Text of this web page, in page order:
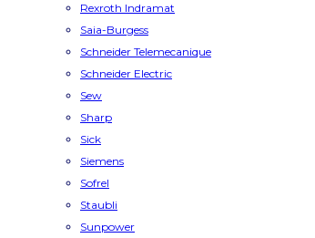
Rexroth Indramat
Saia-Burgess
Schneider Telemecanique
Schneider Electric
Sew
Sharp
Sick
Siemens
Sofrel
Staubli
Sunpower